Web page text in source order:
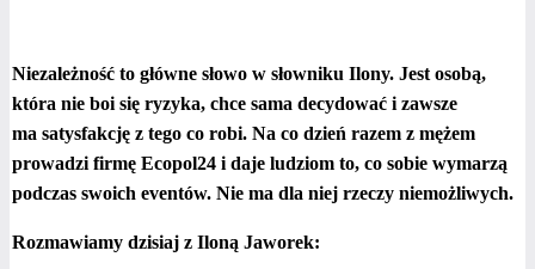
Niezależność to główne słowo w słowniku Ilony. Jest osobą,
która nie boi się ryzyka, chce sama decydować i zawsze
ma satysfakcję z tego co robi. Na co dzień razem z mężem
prowadzi firmę Ecopol24 i daje ludziom to, co sobie wymarzą
podczas swoich eventów. Nie ma dla niej rzeczy niemożliwych.
Rozmawiamy dzisiaj z Iloną Jaworek: